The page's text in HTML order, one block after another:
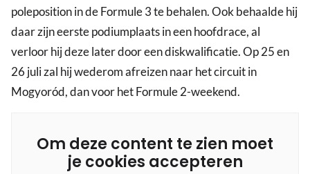
poleposition in de Formule 3 te behalen. Ook behaalde hij
daar zijn eerste podiumplaats in een hoofdrace, al
verloor hij deze later door een diskwalificatie. Op 25 en
26 juli zal hij wederom afreizen naar het circuit in
Mogyoród, dan voor het Formule 2-weekend.
Om deze content te zien moet
je cookies accepteren